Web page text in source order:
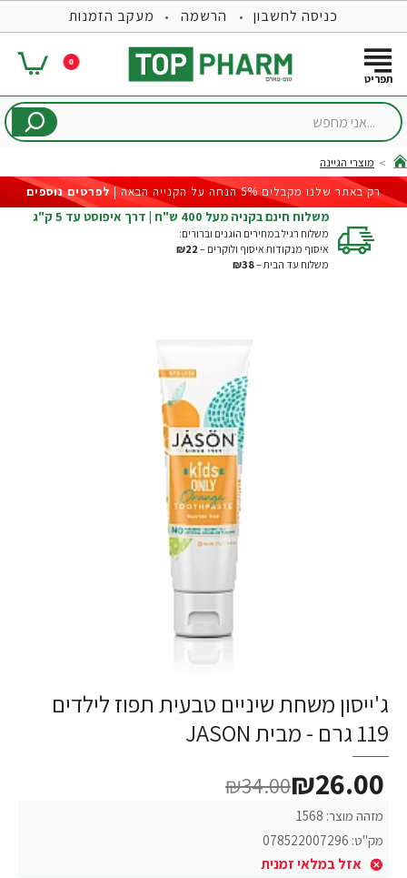
כניסה לחשבון הרשמה מעקב הזמנות
0
...אני
home
מוצרי הגיינה
רק באתר שלנו מקבלים 5% הנחה על הקנייה הבאה |
לפרטים נוספים
משלוח חינם בקניה מעל 400 ש"ח | דרך איפוסט עד 5 ק"ג
משלוח רגיל במחירים הוגנים וברורים:
איסוף מנקודות איסוף ולוקרים – ₪22
משלוח עד הבית –₪38
-24%
ג'ייסון משחת שיניים טבעית תפוז לילדים
119 גרם - מבית JASON
מזהה מוצר: 1568
מק"ט: 078522007296
אזל במלאי זמנית
₪26.00
₪34.00